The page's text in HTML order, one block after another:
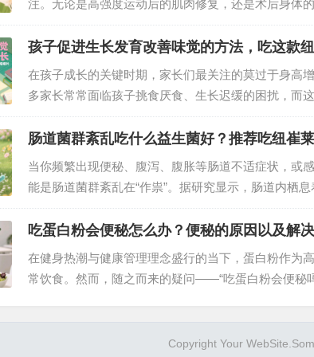
注。无论是高强度运动后的肌肉修复，还是术后身体
效地补充蛋白质都至关重要。面对市面上琳琅满目的
需求？答案非安利纽崔莱蛋白粉莫属，它凭借科…
孩子促进生长发育改善味觉的方法，吃这款
在孩子成长的关键时期，家长们最关注的莫过于身高
多家长常常面临孩子挑食厌食、生长迟缓的困扰，而
研究表明，铁和锌作为人体必需的微量元素，在儿童
用。纽崔莱铁锌咀嚼片凭借专业的营养配方，成为…
肠道菌群紊乱吃什么益生菌好？推荐吃纽崔
当你频繁出现便秘、腹泻、腹胀等肠道不适症状，或
能是肠道菌群紊乱在“作祟”。据研究显示，肠道内栖
接影响着营养吸收、代谢调节乃至情绪状态。而补充
式。在众多产品中，纽崔莱纤盈植萃益生菌凭…
吃蛋白粉会便秘怎么办？便秘的原因以及解
在健身热潮与健康管理理念盛行的当下，蛋白粉作为
常饮食。然而，随之而来的疑问——“吃蛋白粉会便秘
Copyright Your